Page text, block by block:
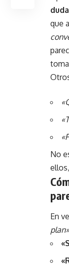
que
No
ellos,
En
plan»